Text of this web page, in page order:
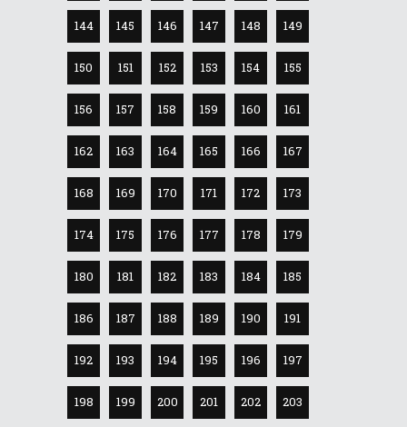
144 145 146 147 148 149
150 151 152 153 154 155
156 157 158 159 160 161
162 163 164 165 166 167
168 169 170 171 172 173
174 175 176 177 178 179
180 181 182 183 184 185
186 187 188 189 190 191
192 193 194 195 196 197
198 199 200 201 202 203